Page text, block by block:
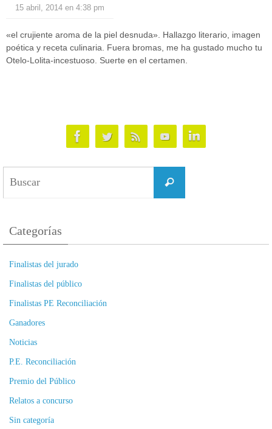
15 abril, 2014 en 4:38 pm
«el crujiente aroma de la piel desnuda». Hallazgo literario, imagen
poética y receta culinaria. Fuera bromas, me ha gustado mucho tu
Otelo-Lolita-incestuoso. Suerte en el certamen.
Buscar
Categorías
Finalistas del jurado
Finalistas del público
Finalistas PE Reconciliación
Ganadores
Noticias
P.E. Reconciliación
Premio del Público
Relatos a concurso
Sin categoría